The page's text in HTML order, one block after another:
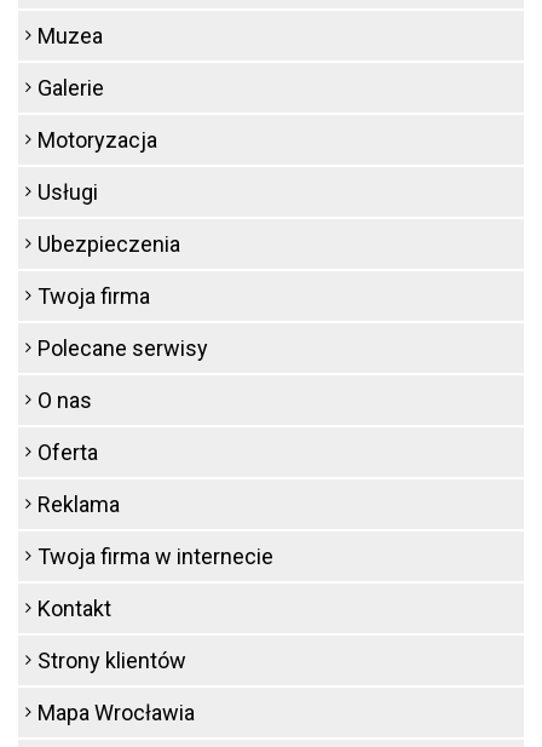
Muzea
Galerie
Motoryzacja
Usługi
Ubezpieczenia
Twoja firma
Polecane serwisy
O nas
Oferta
Reklama
Twoja firma w internecie
Kontakt
Strony klientów
Mapa Wrocławia